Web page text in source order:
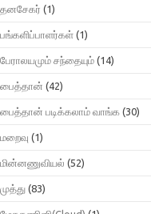
தனசேகர் (1)
பங்களிப்பாளர்கள் (1)
பேராலயமும் சந்தையும் (14)
பைத்தான் (42)
பைத்தான் படிக்கலாம் வாங்க (30)
மறைவு (1)
மின்னணுவியல் (52)
முத்து (83)